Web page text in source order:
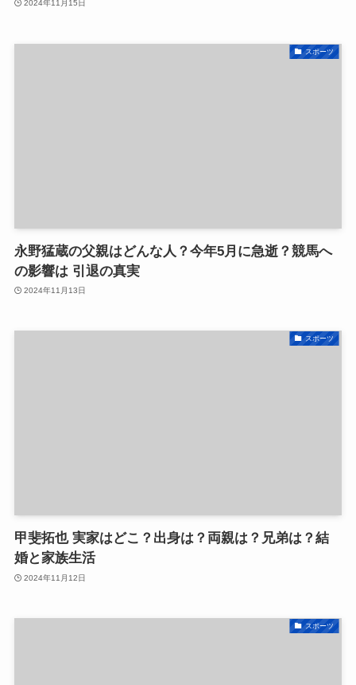
2024年11月15日
スポーツ
永野猛蔵の父親はどんな人？今年5月に急逝？競馬へ
の影響は 引退の真実
2024年11月13日
スポーツ
甲斐拓也 実家はどこ？出身は？両親は？兄弟は？結
婚と家族生活
2024年11月12日
スポーツ